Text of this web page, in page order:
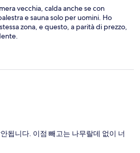
vecchia, calda anche se con
e sauna solo per uomini. Ho
zona, e questo, a parità di prezzo,
됩니다. 이점 빼고는 나무랄데 없이 너